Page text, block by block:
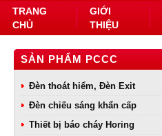
TRANG
CHỦ
GIỚI
THIỆU
SẢN PHẨM PCCC
Đèn thoát hiểm, Đèn Exit
Đèn chiếu sáng khẩn cấp
Thiết bị báo cháy Horing